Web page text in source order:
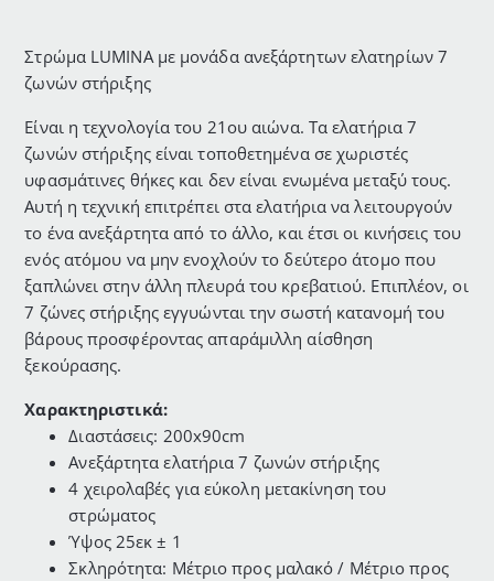
Στρώμα LUMINA με μονάδα ανεξάρτητων ελατηρίων 7
ζωνών στήριξης
Είναι η τεχνολογία του 21ου αιώνα. Τα ελατήρια 7
ζωνών στήριξης είναι τοποθετημένα σε χωριστές
υφασμάτινες θήκες και δεν είναι ενωμένα μεταξύ τους.
Αυτή η τεχνική επιτρέπει στα ελατήρια να λειτουργούν
το ένα ανεξάρτητα από το άλλο, και έτσι οι κινήσεις του
ενός ατόμου να μην ενοχλούν το δεύτερο άτομο που
ξαπλώνει στην άλλη πλευρά του κρεβατιού. Επιπλέον, οι
7 ζώνες στήριξης εγγυώνται την σωστή κατανομή του
βάρους προσφέροντας απαράμιλλη αίσθηση
ξεκούρασης.
Χαρακτηριστικά:
Διαστάσεις: 200x90cm
Ανεξάρτητα ελατήρια 7 ζωνών στήριξης
4 χειρολαβές για εύκολη μετακίνηση του
στρώματος
Ύψος 25εκ ± 1
Σκληρότητα: Μέτριο προς μαλακό / Μέτριο προς